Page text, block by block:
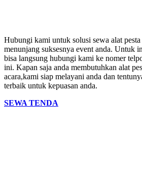
Hubungi kami untuk solusi sewa alat
menunjang suksesnya event anda. Untuk
bisa langsung hubungi kami ke nomer
ini. Kapan saja anda membutuhkan alat
acara,kami siap melayani anda dan
terbaik untuk kepuasan anda.
SEWA TENDA